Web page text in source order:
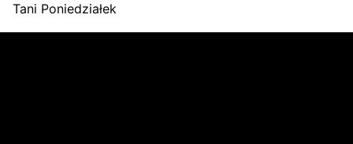
Tani Poniedziałek